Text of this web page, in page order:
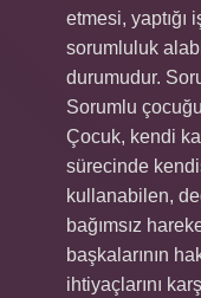
etmesi, yaptığı
sorumluluk
durumudur.
Sorumlu
Çocuk, kendi
sürecinde
kullanabilen,
bağımsız
başkalarının
ihtiyaçlarını